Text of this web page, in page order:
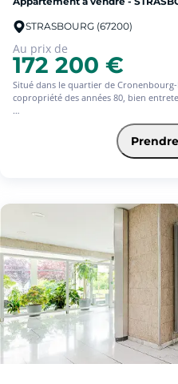
STRASBOURG (67200)
Au prix de
172 200 €
Situé dans le quartier de
copropriété des années 80, bien
Copropriété sur 3 bâtiments de 244
Le logement se compose d'un salon-
coin cuisine, de deux chambres, d'une
Taxe foncière : 1067
Montant des charges annuelles de
Chauffage individuel électrique
PRIX DE VENTE :
Pour toute informations, contacter
par mail
Les informations sur les risques